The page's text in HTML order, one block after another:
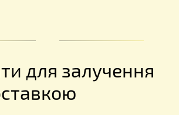
для залучення